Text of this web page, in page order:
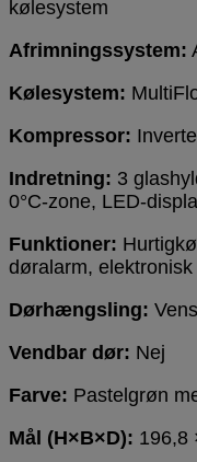
kølesystem
Afrimningssystem:
Kølesystem:
Kompressor:
Indretning: 3
0°C-zone, LED-
Funktioner:
døralarm,
Dørhængsling:
Vendbar dør: Nej
Farve: Pastelgrøn
Mål (H×B×D): 196,8